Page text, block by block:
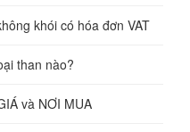
khói có hóa đơn VAT
than nào?
và NƠI MUA